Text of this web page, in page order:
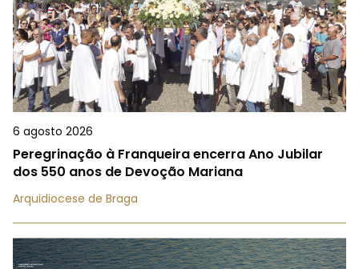
6 agosto 2026
Peregrinação à Franqueira encerra Ano Jubilar
dos 550 anos de Devoção Mariana
Arquidiocese de Braga